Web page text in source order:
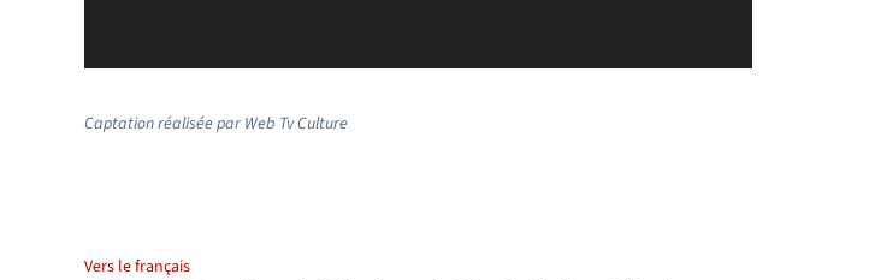
Captation réalisée par Web Tv Culture
Vers le français